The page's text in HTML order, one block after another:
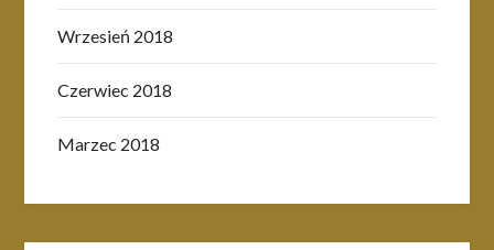
Wrzesień 2018
Czerwiec 2018
Marzec 2018